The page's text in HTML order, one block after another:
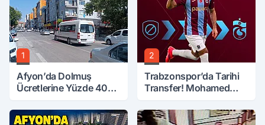
1
Afyon’da Dolmuş
Ücretlerine Yüzde 40
2
Trabzonspor’da Tarihi
Transfer! Mohamed